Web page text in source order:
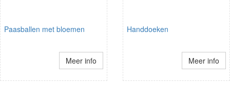
Paasballen met bloemen
Meer info
Handdoeken
Meer info